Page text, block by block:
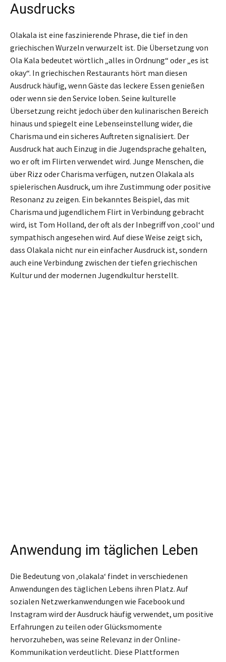
Ausdrucks
Olakala ist eine faszinierende Phrase, die tief in den
griechischen Wurzeln verwurzelt ist. Die Übersetzung von
Ola Kala bedeutet wörtlich „alles in Ordnung“ oder „es ist
okay“. In griechischen Restaurants hört man diesen
Ausdruck häufig, wenn Gäste das leckere Essen genießen
oder wenn sie den Service loben. Seine kulturelle
Übersetzung reicht jedoch über den kulinarischen Bereich
hinaus und spiegelt eine Lebenseinstellung wider, die
Charisma und ein sicheres Auftreten signalisiert. Der
Ausdruck hat auch Einzug in die Jugendsprache gehalten,
wo er oft im Flirten verwendet wird. Junge Menschen, die
über Rizz oder Charisma verfügen, nutzen Olakala als
spielerischen Ausdruck, um ihre Zustimmung oder positive
Resonanz zu zeigen. Ein bekanntes Beispiel, das mit
Charisma und jugendlichem Flirt in Verbindung gebracht
wird, ist Tom Holland, der oft als der Inbegriff von ‚cool‘ und
sympathisch angesehen wird. Auf diese Weise zeigt sich,
dass Olakala nicht nur ein einfacher Ausdruck ist, sondern
auch eine Verbindung zwischen der tiefen griechischen
Kultur und der modernen Jugendkultur herstellt.
Anwendung im täglichen Leben
Die Bedeutung von ‚olakala‘ findet in verschiedenen
Anwendungen des täglichen Lebens ihren Platz. Auf
sozialen Netzwerkanwendungen wie Facebook und
Instagram wird der Ausdruck häufig verwendet, um positive
Erfahrungen zu teilen oder Glücksmomente
hervorzuheben, was seine Relevanz in der Online-
Kommunikation verdeutlicht. Diese Plattformen